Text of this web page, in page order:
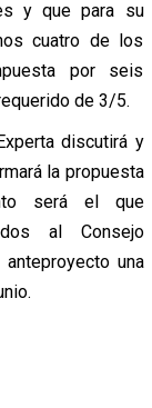
y que para su
cuatro de los
por seis
de 3/5.
discutirá y
la propuesta
será el que
al Consejo
una